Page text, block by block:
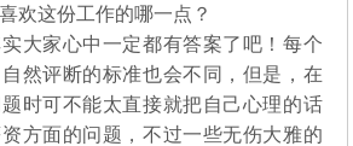
欢这份工作的哪一点？
大家心中一定都有答案了吧！每个
然评断的标准也会不同，但是，在
时可不能太直接就把自己心理的话
方面的问题，不过一些无伤大雅的